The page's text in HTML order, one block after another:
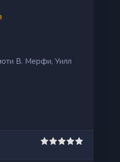
В. Мерфи, Уилл